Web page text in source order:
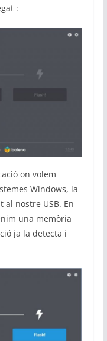
:
on volem
Windows, la
nostre USB. En
una memòria
ja la detecta i